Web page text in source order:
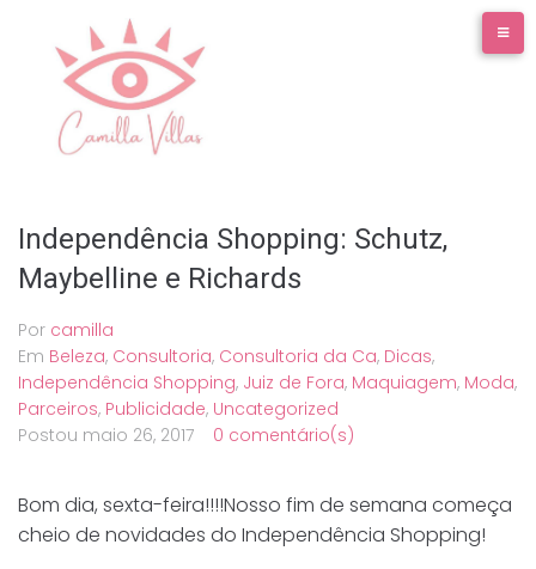
conteúdo
Independência Shopping: Schutz,
Maybelline e Richards
Por camilla
Em Beleza, Consultoria, Consultoria da Ca, Dicas,
Independência Shopping, Juiz de Fora, Maquiagem, Moda,
Parceiros, Publicidade, Uncategorized
Postou maio 26, 2017 0 comentário(s)
Bom dia, sexta-feira!!!!Nosso fim de semana começa
cheio de novidades do Independência Shopping!